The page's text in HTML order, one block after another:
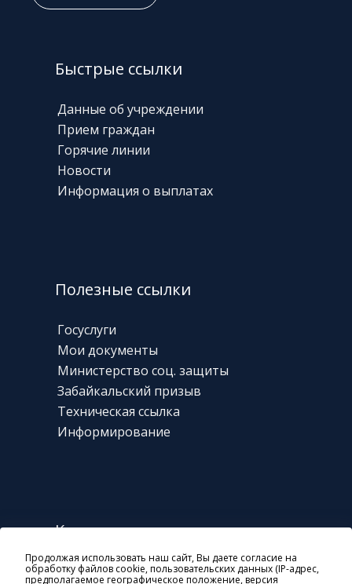
Продолжая использовать наш сайт, Вы даете согласие на
обработку файлов cookie, пользовательских данных (IP-адрес,
предполагаемое географическое положение, версия
Быстрые ссылки
Данные об учреждении
Прием граждан
Горячие линии
Новости
Информация о выплатах
Полезные ссылки
Госуслуги
Мои документы
Министерство соц. защиты
Забайкальский призыв
Техническая ссылка
Информирование
Контакты
г. Чита, ул. Богомягкова, 23